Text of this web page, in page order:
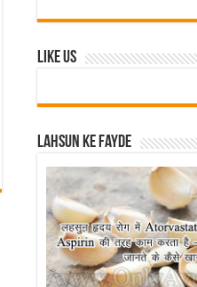
Like Us
Lahsun ke fayde